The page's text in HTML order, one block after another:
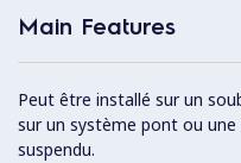
Main Features
Peut être installé sur un
sur un système pont ou
suspendu.